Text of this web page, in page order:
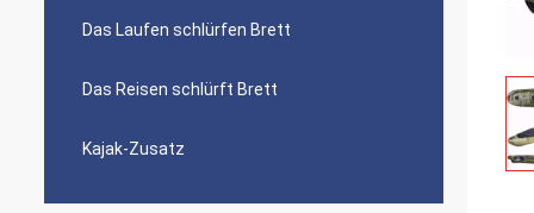
Das Laufen schlürfen Brett
Das Reisen schlürft Brett
Kajak-Zusatz